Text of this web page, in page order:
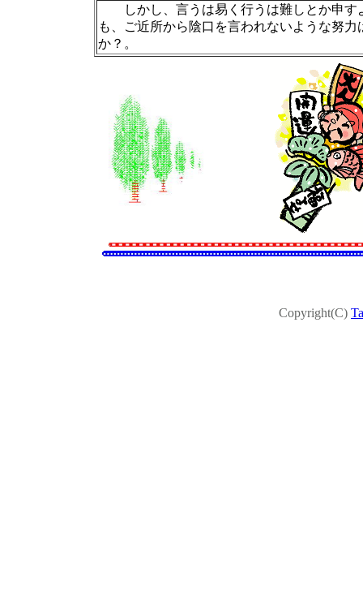
しかし、言うは易く行うは難しとか申す
も、ご近所から陰口を言われないような努
か？。
Copyright(C)